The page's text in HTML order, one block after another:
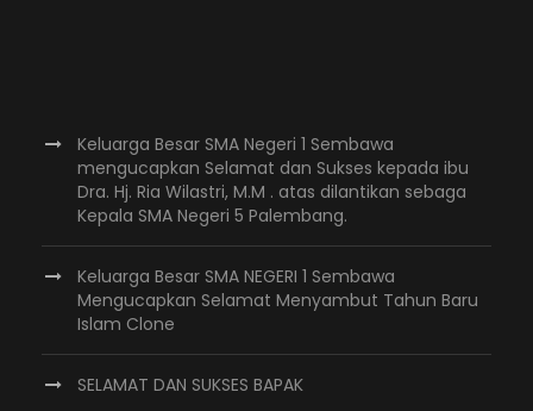
Keluarga Besar SMA Negeri 1 Sembawa
mengucapkan Selamat dan Sukses kepada ibu
Dra. Hj. Ria Wilastri, M.M . atas dilantikan sebaga
Kepala SMA Negeri 5 Palembang.
Keluarga Besar SMA NEGERI 1 Sembawa
Mengucapkan Selamat Menyambut Tahun Baru
Islam Clone
SELAMAT DAN SUKSES BAPAK